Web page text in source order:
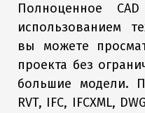
Полноценное
использованием
вы можете
проекта без
большие модели.
RVT, IFC, IFCXML,